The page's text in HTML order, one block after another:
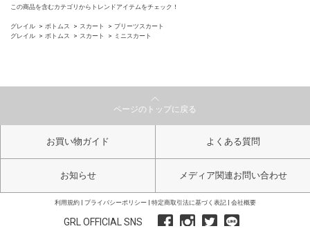
この商品を含むカテゴリからトレンドアイテムをチェック！
グレイル ボトムス スカート
プリーツスカート
グレイル
ボトムス スカート ミニスカート
ページのトップに戻る
お買い物ガイド よくある質問
お知らせ メディア関連お問い合わせ
利用規約 プライバシーポリシー 特定商取引法に基づく表記 会社概要
GRL OFFICIAL SNS